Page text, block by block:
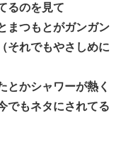
るのを見て
まつもとがガンガン
それでもやさしめに
とかシャワーが熱く
でもネタにされてる